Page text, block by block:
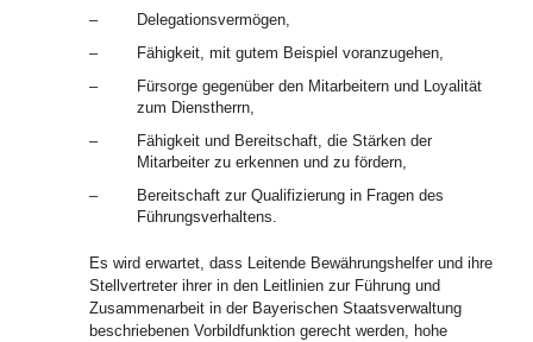
–
Delegationsvermögen,
–
Fähigkeit, mit gutem Beispiel voranzugehen,
–
Fürsorge gegenüber den Mitarbeitern und Loyalität
zum Dienstherrn,
–
Fähigkeit und Bereitschaft, die Stärken der
Mitarbeiter zu erkennen und zu fördern,
–
Bereitschaft zur Qualifizierung in Fragen des
Führungsverhaltens.
Es wird erwartet, dass Leitende Bewährungshelfer und ihre
Stellvertreter ihrer in den Leitlinien zur Führung und
Zusammenarbeit in der Bayerischen Staatsverwaltung
beschriebenen Vorbildfunktion gerecht werden, hohe